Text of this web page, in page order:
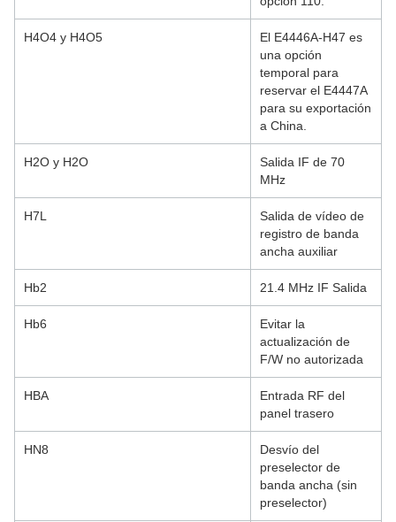
H4O4 y H4O5
El E4446A-H47 es
una opción
temporal para
reservar el E4447A
para su exportación
a China.
H2O y H2O
Salida IF de 70
MHz
H7L
Salida de vídeo de
registro de banda
ancha auxiliar
Hb2 21.4 MHz IF Salida
Hb6
Evitar la
actualización de
F/W no autorizada
HBA
Entrada RF del
panel trasero
HN8
Desvío del
preselector de
banda ancha (sin
preselector)